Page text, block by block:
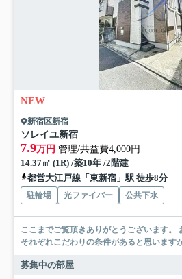
NEW
新宿区新宿
ソレイユ新宿
7.9万円 管理/共益費4,000円
14.37㎡ (1R) /築10年 /2階建
都営大江戸線「東新宿」駅 徒歩8分
駐輪場 光ファイバー 公共下水
ここまでご覧頂きありがとうございます。 お部屋探しの際には、皆さま
それぞれこだわりの条件があると思います
募集中の部屋